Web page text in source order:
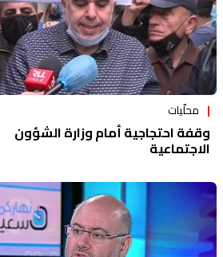
محلّيات
وقفة احتجاجية أمام وزارة الشؤون
الاجتماعية